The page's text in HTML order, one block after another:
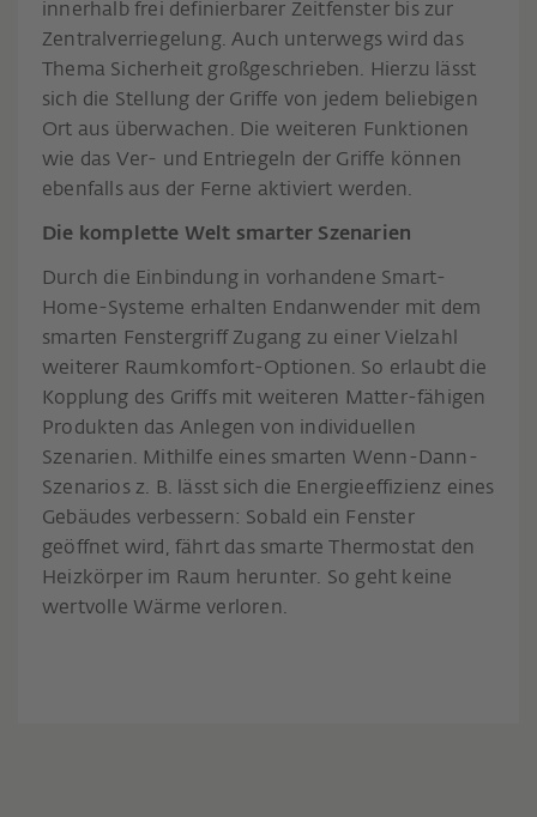
innerhalb frei definierbarer Zeitfenster bis zur
Zentralverriegelung. Auch unterwegs wird das
Thema Sicherheit großgeschrieben. Hierzu lässt
sich die Stellung der Griffe von jedem beliebigen
Ort aus überwachen. Die weiteren Funktionen
wie das Ver- und Entriegeln der Griffe können
ebenfalls aus der Ferne aktiviert werden.
Die komplette Welt smarter Szenarien
Durch die Einbindung in vorhandene Smart-
Home-Systeme erhalten Endanwender mit dem
smarten Fenstergriff Zugang zu einer Vielzahl
weiterer Raumkomfort-Optionen. So erlaubt die
Kopplung des Griffs mit weiteren Matter-fähigen
Produkten das Anlegen von individuellen
Szenarien. Mithilfe eines smarten Wenn-Dann-
Szenarios z. B. lässt sich die Energieeffizienz eines
Gebäudes verbessern: Sobald ein Fenster
geöffnet wird, fährt das smarte Thermostat den
Heizkörper im Raum herunter. So geht keine
wertvolle Wärme verloren.